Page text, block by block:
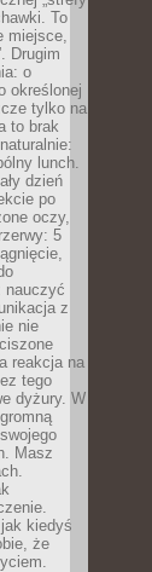
To
miejsce,
Drugim
o
określonej
tylko na
to brak
lunch.
dzień
po
oczy,
5
nauczyć
z
nie
reakcja na
tego
dyżury. W
Masz
kiedyś
że